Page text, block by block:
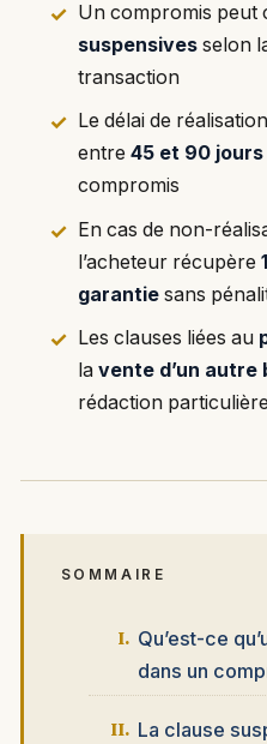
Un compromis peut
suspensivesselon
transaction
Le délai de
entre 45 et 90 jours
compromis
En cas de non-
l’acheteur récupère
garantiesans
Les clauses liées au
la vente d’un autre
rédaction
SOMMAIRE
Qu’est-ce
dans un
La clause